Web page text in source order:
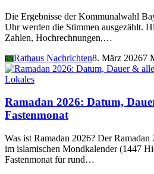
Die Ergebnisse der Kommunalwahl
Uhr werden die Stimmen ausgezählt.
Zahlen, Hochrechnungen,…
RNRathaus Nachrichten8. März 20267
Lokales
Ramadan 2026: Datum,
Fastenmonat
Was ist Ramadan 2026? Der
im islamischen Mondkalender (1447
Fastenmonat für rund…